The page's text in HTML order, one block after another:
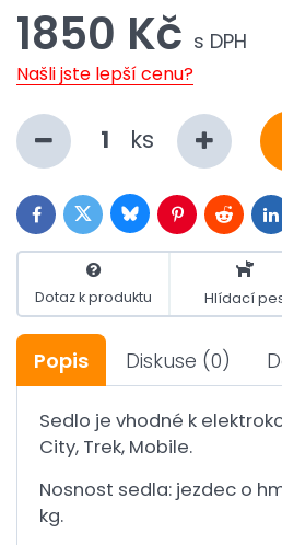
1850 Kč s DPH
Našli jste lepší cenu?
ks
FacebookTwitterBlueskyPinterestReddit
Dotaz k produktu Hlídací
Popis Diskuse (0)
Sedlo je vhodné k
City, Trek, Mobile.
Nosnost sedla: jezdec o
kg.